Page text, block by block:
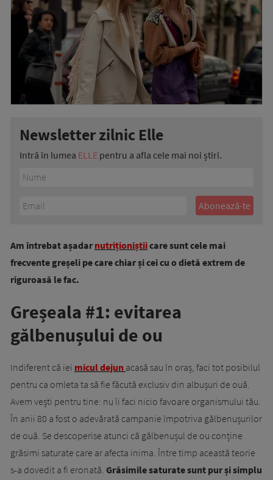
Newsletter zilnic Elle
Intră în lumea ELLE pentru a afla cele mai noi știri.
Am întrebat așadarnutriționiștiicare sunt cele mai
frecvente greșeli pe care chiar și cei cu o dietă extrem de
riguroasă le fac.
Greșeala #1: evitarea
gălbenușului de ou
Indiferent că iei micul dejun acasă sau în oraș, faci tot posibilul
pentru ca omleta ta să fie făcută exclusiv din albușuri de ouă.
Avem vești pentru tine: nu îi faci nicio favoare organismului tău.
În anii 80 a fost o adevărată campanie împotriva gălbenușurilor
de ouă. Se descoperise atunci că gălbenușul de ou conține
grăsimi saturate care ar afecta inima. Între timp această teorie
s-a dovedit a fi eronată. Grăsimile saturate sunt pur și simplu